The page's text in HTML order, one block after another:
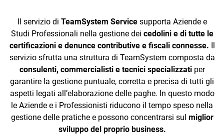
Il servizio di TeamSystem Servicesupporta Aziende e
Studi Professionali nella gestione dei cedolini e di tutte le
certificazioni e denunce contributive e fiscali connesse. Il
servizio sfrutta una struttura di TeamSystem composta da
consulenti, commercialisti e tecnici specializzati per
garantire la gestione puntuale, corretta e precisa di tutti gli
aspetti legati all’elaborazione delle paghe. In questo modo
le Aziende e i Professionisti riducono il tempo speso nella
gestione delle pratiche e possono concentrarsi sul miglior
sviluppo del proprio business.